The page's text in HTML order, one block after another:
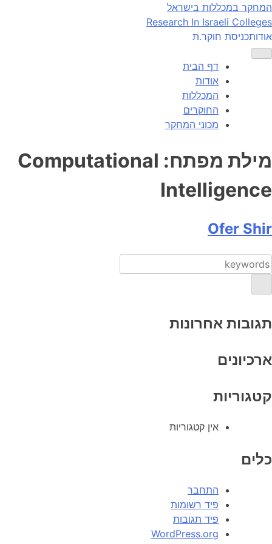
Skip
to
content
המחקר במכללות בישראל
Research In Israeli Colleges
אודותכניסת חוקר.ת
דף הבית
אודות
המכללות
החוקרים
מכוני המחקר
מילת מפתח: Computational
Intelligence
Ofer Shir
תגובות אחרונות
ארכיונים
קטגוריות
אין קטגוריות
כלים
התחבר
פיד רשומות
פיד תגובות
WordPress.org